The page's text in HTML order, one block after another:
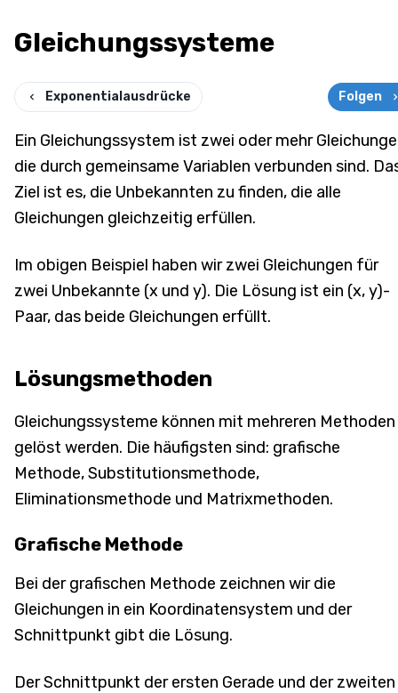
Gleichungssysteme
Exponentialausdrücke Folgen
Ein Gleichungssystem ist zwei oder mehr
die durch gemeinsame Variablen verbunden sind.
Ziel ist es, die Unbekannten zu finden, die alle
Gleichungen gleichzeitig erfüllen.
Im obigen Beispiel haben wir zwei Gleichungen für
zwei Unbekannte (x und y). Die Lösung ist ein (x, y)-
Paar, das beide Gleichungen erfüllt.
Lösungsmethoden
Gleichungssysteme können mit mehreren Methoden
gelöst werden. Die häufigsten sind: grafische
Methode, Substitutionsmethode,
Eliminationsmethode und Matrixmethoden.
Grafische Methode
Bei der grafischen Methode zeichnen wir die
Gleichungen in ein Koordinatensystem und der
Schnittpunkt gibt die Lösung.
Der Schnittpunkt der ersten Gerade und der zweiten